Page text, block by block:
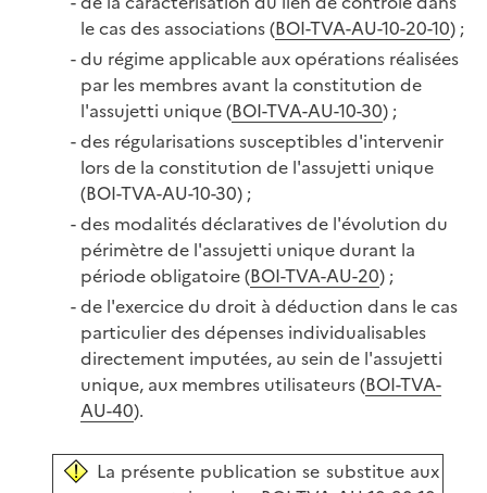
le cas des associations (BOI-TVA-AU-10-20-10) ;
du régime applicable aux opérations réalisées
par les membres avant la constitution de
l'assujetti unique (BOI-TVA-AU-10-30) ;
des régularisations susceptibles d'intervenir
lors de la constitution de l'assujetti unique
(BOI-TVA-AU-10-30) ;
des modalités déclaratives de l'évolution du
périmètre de l'assujetti unique durant la
période obligatoire (BOI-TVA-AU-20) ;
de l'exercice du droit à déduction dans le cas
particulier des dépenses individualisables
directement imputées, au sein de l'assujetti
unique, aux membres utilisateurs (BOI-TVA-
AU-40).
La présente publication se substitue aux